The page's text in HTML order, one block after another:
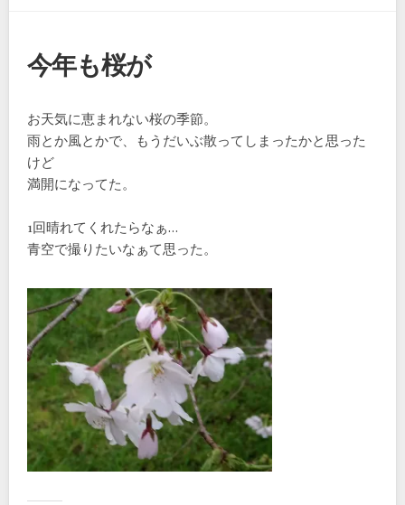
今年も桜が
お天気に恵まれない桜の季節。
雨とか風とかで、もうだいぶ散ってしまったかと思った
けど
満開になってた。
1回晴れてくれたらなぁ…
青空で撮りたいなぁて思った。